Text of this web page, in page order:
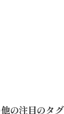
の注目のタグ